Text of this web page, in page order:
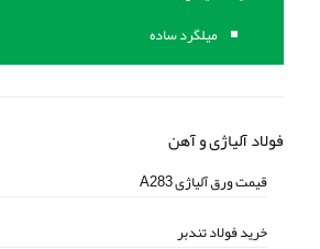
میلگرد ساده
فولاد آلیاژی و آهن
قیمت ورق آلیاژی A283
خرید فولاد تندبر